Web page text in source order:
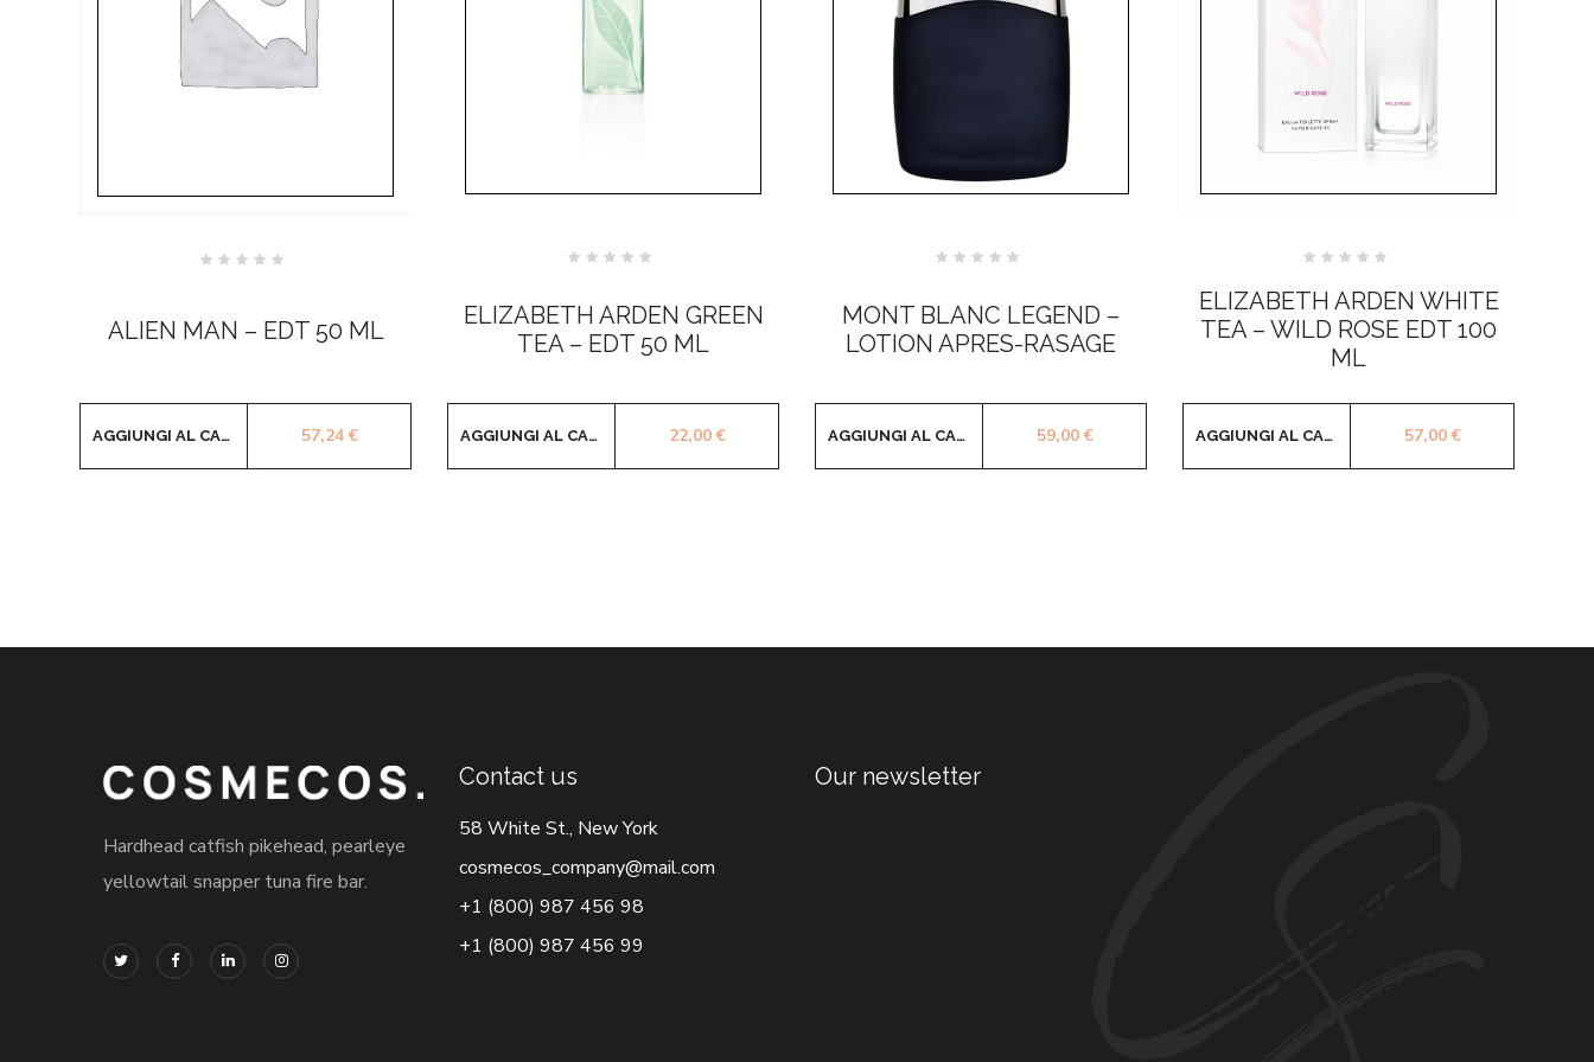
ALIEN MAN – EDT 50 ML
57,24€
AGGIUNGI AL CARRELLO
5
ELIZABETH ARDEN GREEN
TEA – EDT 50 ML
22,00€
AGGIUNGI AL CARRELLO
MONT BLANC LEGEND –
LOTION APRES-RASAGE
59,00€
AGGIUNGI AL CARRELLO
su
5
ELIZABETH ARDEN WHITE
TEA – WILD ROSE EDT 100
ML
57,00€
AGGIUNGI AL CARRELLO
Hardhead catfish pikehead, pearleye
yellowtail snapper tuna fire bar.
Contact us
58 White St., New York
cosmecos_company@mail.com
+1 (800) 987 456 98
+1 (800) 987 456 99
Our newsletter